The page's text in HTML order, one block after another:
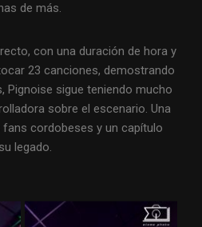
de más.
con una duración de hora y
23 canciones, demostrando
Pignoise sigue teniendo mucho
sobre el escenario. Una
cordobeses y un capítulo
legado.